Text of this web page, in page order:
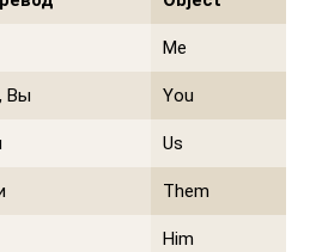
Me
Вы You
Us
Them
Him